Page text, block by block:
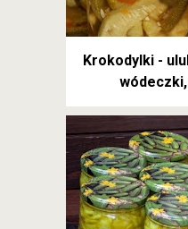
Krokodylki -